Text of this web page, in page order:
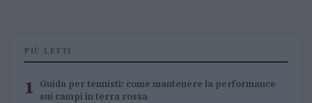
PIÙ LETTI
1 Guida per tennisti: come mantenere la performance
sui campi in terra rossa